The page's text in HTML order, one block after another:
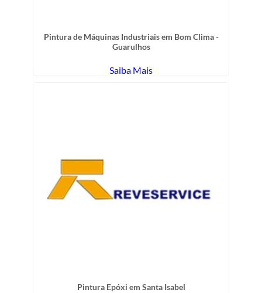
Pintura de Máquinas Industriais em Bom Clima -
Guarulhos
Saiba Mais
Pintura Epóxi em Santa Isabel